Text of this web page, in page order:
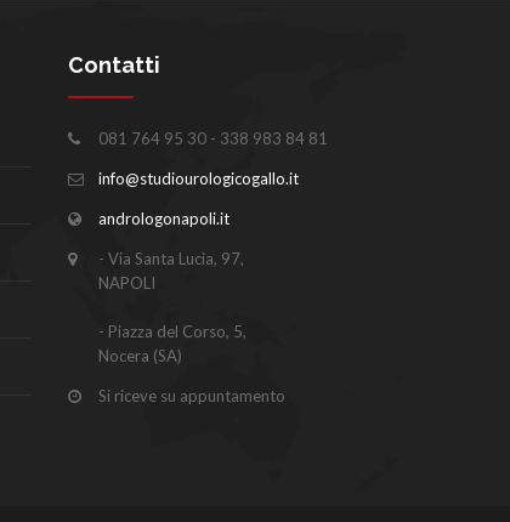
Contatti
081 764 95 30 - 338 983 84 81
info@studiourologicogallo.it
andrologonapoli.it
- Via Santa Lucia, 97,
NAPOLI
- Piazza del Corso, 5,
Nocera (SA)
Si riceve su appuntamento